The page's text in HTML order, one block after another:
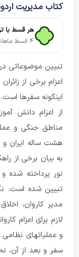
کتاب مدیریت
هر قسط با ترب‌پی:
4 قسط ماهانه. بدون سود، چک و ضامن.
تبیین موضوعاتی
اعزام برخی از
اینگونه سفرها
از اعزام دانش
مناطق جنگی و
هشت ساله ایران
به بیان برخی از
نور پرداخته شده
تبیین شده است.
مدیر کاروان،
لازم برای اعزام
و عملیاتهای
سفر و بعد از آن،